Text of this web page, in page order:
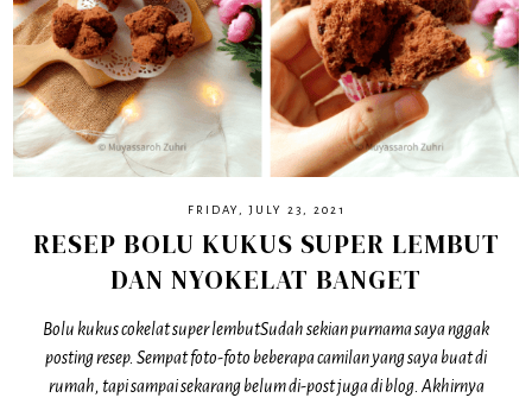
FRIDAY, JULY 23, 2021
RESEP BOLU KUKUS SUPER LEMBUT
DAN NYOKELAT BANGET
Bolu kukus cokelat super lembutSudah sekian purnama saya nggak
posting resep. Sempat foto-foto beberapa camilan yang saya buat di
rumah, tapi sampai sekarang belum di-post juga di blog. Akhirnya